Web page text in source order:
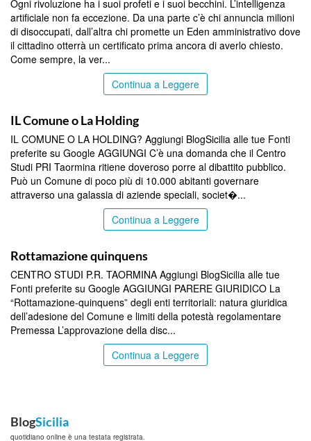
Ogni rivoluzione ha i suoi profeti e i suoi becchini. L’intelligenza
artificiale non fa eccezione. Da una parte c’è chi annuncia milioni
di disoccupati, dall’altra chi promette un Eden amministrativo dove
il cittadino otterrà un certificato prima ancora di averlo chiesto.
Come sempre, la ver...
Continua a Leggere
IL Comune o La Holding
IL COMUNE O LA HOLDING? Aggiungi BlogSicilia alle tue Fonti
preferite su Google AGGIUNGI C’è una domanda che il Centro
Studi PRI Taormina ritiene doveroso porre al dibattito pubblico.
Può un Comune di poco più di 10.000 abitanti governare
attraverso una galassia di aziende speciali, societ�...
Continua a Leggere
Rottamazione quinquens
CENTRO STUDI P.R. TAORMINA Aggiungi BlogSicilia alle tue
Fonti preferite su Google AGGIUNGI PARERE GIURIDICO La
“Rottamazione-quinquens” degli enti territoriali: natura giuridica
dell’adesione del Comune e limiti della potestà regolamentare
Premessa L’approvazione della disc...
Continua a Leggere
BlogSicilia
quotidiano online è una testata registrata.